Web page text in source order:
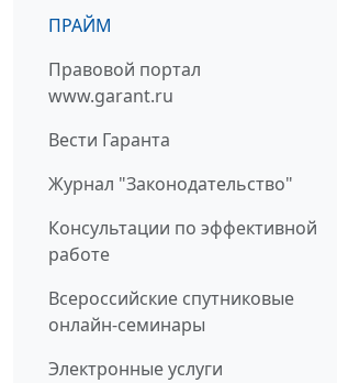
ПРАЙМ
Правовой портал
www.garant.ru
Вести Гаранта
Журнал "Законодательство"
Консультации по эффективной
работе
Всероссийские спутниковые
онлайн-семинары
Электронные услуги